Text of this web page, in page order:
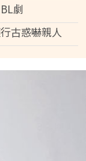
劇
古惑嚇親人